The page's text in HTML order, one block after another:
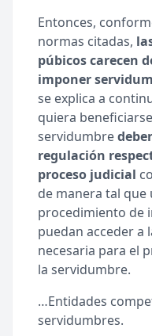
Entonces,
normas citadas,
púbicos carecen
imponer
se explica a
quiera
servidumbre
regulación
proceso judicial
de manera tal que
procedimiento de
puedan acceder a
necesaria para el
la servidumbre.
…Entidades
servidumbres.